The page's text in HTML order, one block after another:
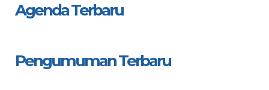
Agenda Terbaru
Pengumuman Terbaru